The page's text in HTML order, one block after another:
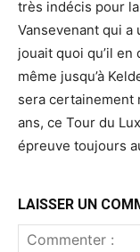
très indécis pour
Vansevenant qui a
jouait quoi qu’il
même jusqu’à
sera certainement
ans, ce Tour du
épreuve toujours
LAISSER UN